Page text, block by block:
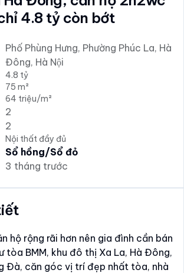
4.8 tỷ còn bớt
Phố Phùng Hưng, Phường Phúc La, Hà
Đông, Hà Nội
4.8 tỷ
75 m²
64 triệu/m²
2
2
Nội thất đầy đủ
Sổ hồng/Sổ đỏ
3 tháng trước
hộ rộng rãi hơn nên gia đình cần bán
tòa BMM, khu đô thị Xa La, Hà Đông,
Đà, căn góc vị trí đẹp nhất tòa, nhà